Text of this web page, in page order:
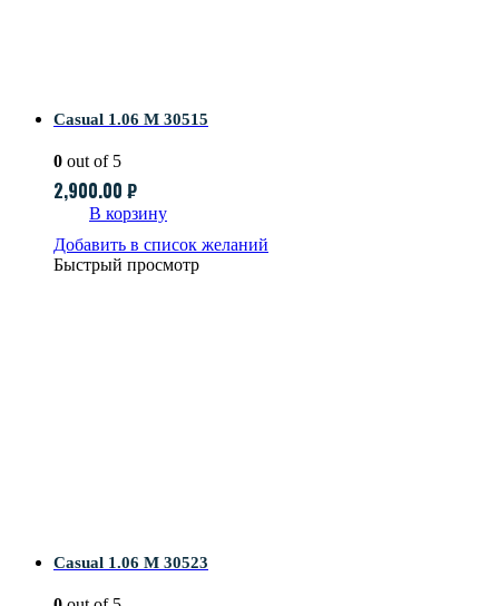
Casual 1.06 M 30515
0 out of 5
2,900.00 ₽
В корзину
Добавить в список желаний
Быстрый просмотр
Casual 1.06 M 30523